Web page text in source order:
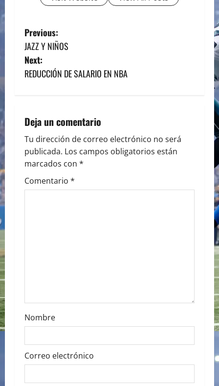
P
o
s
n
a
v
i
n
Previous:
JAZZ Y NIÑOS
Next:
REDUCCIÓN DE SALARIO EN NBA
Deja un comentario
Tu dirección de correo electrónico no será
publicada. Los campos obligatorios están
marcados con *
Comentario *
Nombre
Correo electrónico